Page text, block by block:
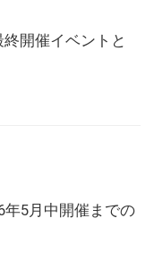
開催イベントと
年5月中開催までの